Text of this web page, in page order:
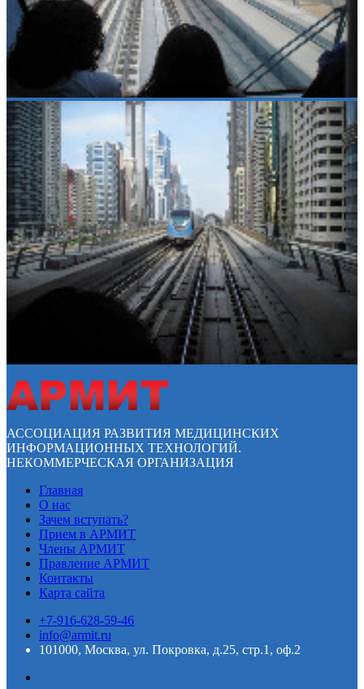
АССОЦИАЦИЯ РАЗВИТИЯ МЕДИЦИНСКИХ
ИНФОРМАЦИОННЫХ ТЕХНОЛОГИЙ.
НЕКОММЕРЧЕСКАЯ ОРГАНИЗАЦИЯ
Главная
О нас
Зачем вступать?
Прием в АРМИТ
Члены АРМИТ
Правление АРМИТ
Контакты
Карта сайта
+7-916-628-59-46
info@armit.ru
101000, Москва, ул. Покровка, д.25, стр.1, оф.2